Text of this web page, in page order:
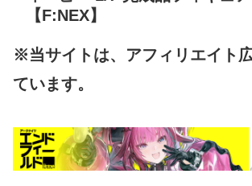
【F:NEX】
※当サイトは、アフィリエイト
ています。